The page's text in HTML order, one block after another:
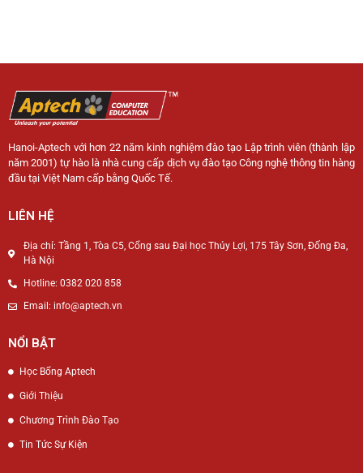
Hanoi-Aptech với hơn 22 năm kinh nghiệm đào tạo Lập trình viên (thành lập
năm 2001) tự hào là nhà cung cấp dịch vụ đào tạo Công nghệ thông tin hàng
đầu tại Việt Nam cấp bằng Quốc Tế.
LIÊN HỆ
Địa chỉ: Tầng 1, Tòa C5, Cổng sau Đại học Thủy Lợi, 175 Tây Sơn, Đống Đa,
Hà Nội
Hotline: 0382 020 858
Email: info@aptech.vn
NỔI BẬT
Học Bổng Aptech
Giới Thiệu
Chương Trình Đào Tạo
Tin Tức Sự Kiện